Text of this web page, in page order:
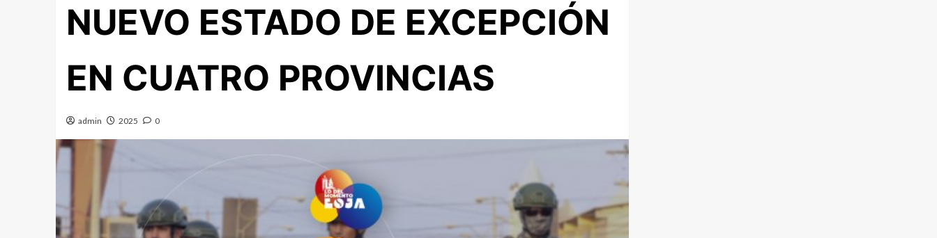
NUEVO ESTADO DE EXCEPCIÓN
EN CUATRO PROVINCIAS
admin 2025 0